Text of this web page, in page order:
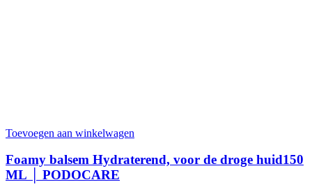
Toevoegen aan winkelwagen
Foamy balsem Hydraterend, voor de droge huid150
ML │ PODOCARE